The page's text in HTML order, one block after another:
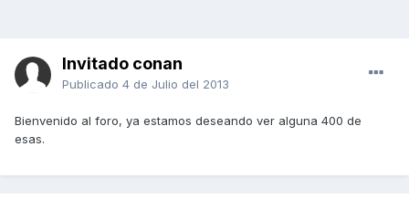
Invitado conan
Publicado 4 de Julio del 2013
Bienvenido al foro, ya estamos deseando ver alguna 400 de
esas.